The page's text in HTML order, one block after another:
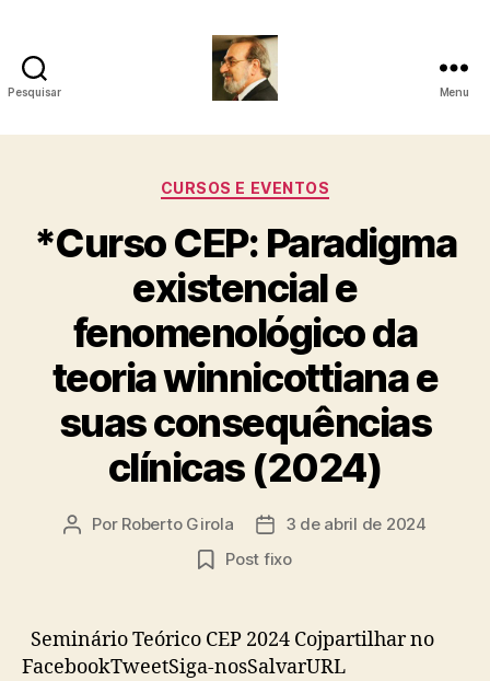
Pesquisar
-
Psicanalista
e
Terapeuta
Familiar
Menu
Categorias
CURSOS E EVENTOS
*Curso CEP: Paradigma
existencial e
fenomenológico da
teoria winnicottiana e
suas consequências
clínicas (2024)
Autor
Por Roberto Girola
Data
de
3 de abril de 2024
Post fixo
Seminário Teórico CEP 2024 Cojpartilhar no
FacebookTweetSiga-nosSalvarURL